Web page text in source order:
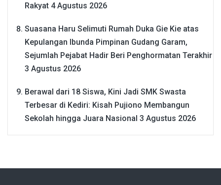
Rakyat 4 Agustus 2026
Suasana Haru Selimuti Rumah Duka Gie Kie atas
Kepulangan Ibunda Pimpinan Gudang Garam,
Sejumlah Pejabat Hadir Beri Penghormatan Terakhir
3 Agustus 2026
Berawal dari 18 Siswa, Kini Jadi SMK Swasta
Terbesar di Kediri: Kisah Pujiono Membangun
Sekolah hingga Juara Nasional 3 Agustus 2026